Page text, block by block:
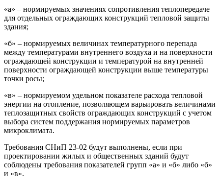
«а» – нормируемых значениях сопротивления теплопередаче
для отдельных ограждающих конструкций тепловой защиты
здания;
«б» – нормируемых величинах температурного перепада
между температурами внутреннего воздуха и на поверхности
ограждающей конструкции и температурой на внутренней
поверхности ограждающей конструкции выше температуры
точки росы;
«в» – нормируемом удельном показателе расхода тепловой
энергии на отопление, позволяющем варьировать величинами
теплозащитных свойств ограждающих конструкций с учетом
выбора систем поддержания нормируемых параметров
микроклимата.
Требования СНиП 23-02 будут выполнены, если при
проектировании жилых и общественных зданий будут
соблюдены требования показателей групп «а» и «б» либо «б»
и «в».